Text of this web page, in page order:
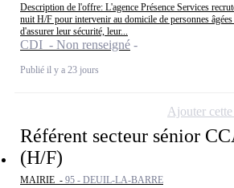
Description de l'offre: L'agence Présence Services
nuit H/F pour intervenir au domicile de personnes
d'assurer leur sécurité, leur...
CDI - Non renseigné
Publié il y a 23 jours
Référent secteur sénior
(H/F)
MAIRIE - 95 - DEUIL-LA-BARRE
Ajouter